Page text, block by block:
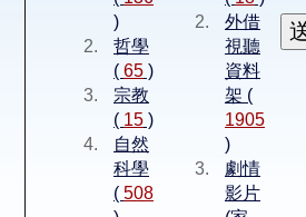
申請表單
空間借用
熱門借閱
)
哲學
( 65)
宗教
( 15)
自然
科學
( 508
外借
視聽
資料
架 (
1905
)
劇情
影片